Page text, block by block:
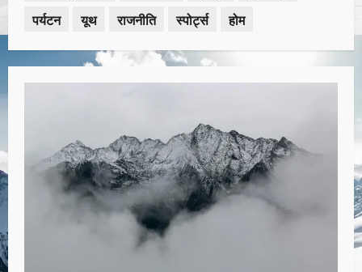
पर्यटन
यूथ राजनीति स्पोर्ट्स होम